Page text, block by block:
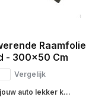
Raamfolie
- 300x50 Cm
Vergelijk
auto lekker k...